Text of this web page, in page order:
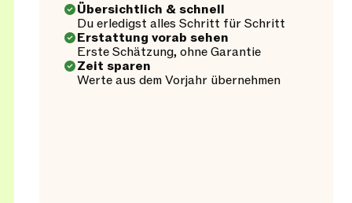
Übersichtlich & schnell
Du erledigst alles Schritt für Schritt
Erstattung vorab sehen
Erste Schätzung, ohne Garantie
Zeit sparen
Werte aus dem Vorjahr übernehmen